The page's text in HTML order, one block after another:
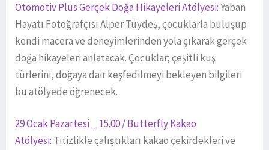
Otomotiv Plus Gerçek Doğa Hikayeleri Atölyesi:Yaban
Hayatı Fotoğrafçısı Alper Tüydeş, çocuklarla buluşup
kendi macera ve deneyimlerinden yola çıkarak gerçek
doğa hikayeleri anlatacak. Çocuklar; çeşitli kuş
türlerini, doğaya dair keşfedilmeyi bekleyen bilgileri
bu atölyede öğrenecek.
29 Ocak Pazartesi _ 15.00 / Butterfly Kakao
Atölyesi: Titizlikle çalıştıkları kakao çekirdekleri ve